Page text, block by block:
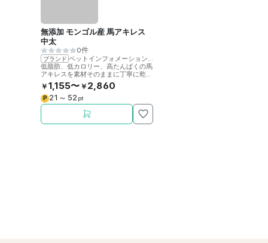
無添加 モンゴル産 馬アキレス
中太
0件
ブランド
低脂肪、低カロリー、高たんぱくの馬
アキレスを素材そのままに丁寧に乾燥
させました。噛むことで歯の健康をサ
ポート。
￥ 1,155〜 ￥ 2,860
P 21 〜 52 pt